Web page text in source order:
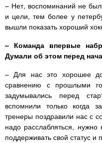
– Нет, воспоминаний не
и цели, тем более у
вышли показать хороший
– Команда впервые
Думали об этом перед
– Для нас это хорошее
сравнению с прошлыми
задумывались перед
вспомнили только когда
тренеры поздравили нас с
надо расслабляться,
поддерживать свой статус и